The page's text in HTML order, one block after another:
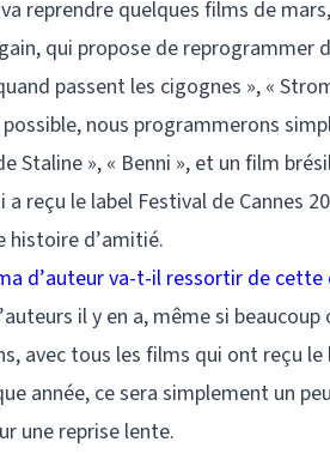
reprendre quelques films de
qui propose de reprogrammer
passent les cigognes », «
nous programmerons
Staline », « Benni », et un film
a reçu le label Festival de Cannes
histoire d’amitié.
d’auteur va-t-il ressortir de cette
il y en a, même si
avec tous les films qui ont reçu le
année, ce sera simplement un
une reprise lente.